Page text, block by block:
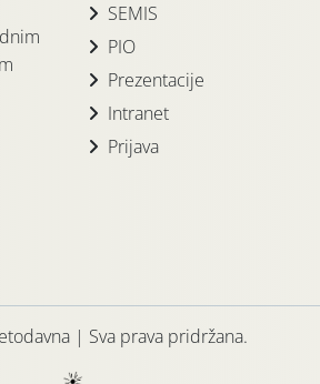
SEMIS
PIO
Prezentacije
Intranet
Prijava
| Sva prava pridržana.